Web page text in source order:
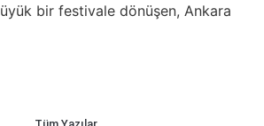
bir festivale dönüşen, Ankara